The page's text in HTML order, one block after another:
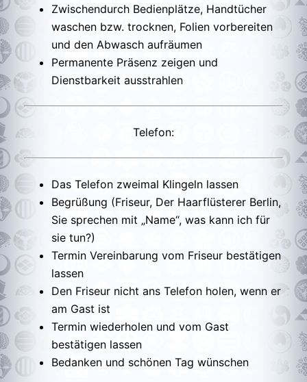
Zwischendurch Bedienplätze, Handtücher
waschen bzw. trocknen, Folien vorbereiten
und den Abwasch aufräumen
Permanente Präsenz zeigen und
Dienstbarkeit ausstrahlen
Telefon:
Das Telefon zweimal Klingeln lassen
Begrüßung (Friseur, Der Haarflüsterer Berlin,
Sie sprechen mit „Name“, was kann ich für
sie tun?)
Termin Vereinbarung vom Friseur bestätigen
lassen
Den Friseur nicht ans Telefon holen, wenn er
am Gast ist
Termin wiederholen und vom Gast
bestätigen lassen
Bedanken und schönen Tag wünschen